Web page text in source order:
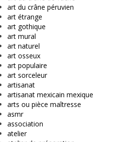
art du crâne péruvien
art étrange
art gothique
art mural
art naturel
art osseux
art populaire
art sorceleur
artisanat
artisanat mexicain mexique
arts ou pièce maîtresse
asmr
association
atelier